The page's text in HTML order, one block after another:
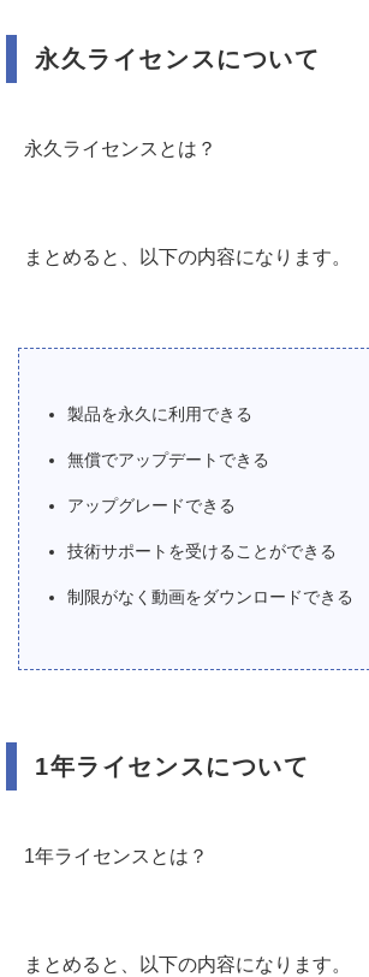
永久ライセンスについて
永久ライセンスとは？
まとめると、以下の内容になります。
製品を永久に利用できる
無償でアップデートできる
アップグレードできる
技術サポートを受けることができる
制限がなく動画をダウンロードできる
1年ライセンスについて
1年ライセンスとは？
まとめると、以下の内容になります。